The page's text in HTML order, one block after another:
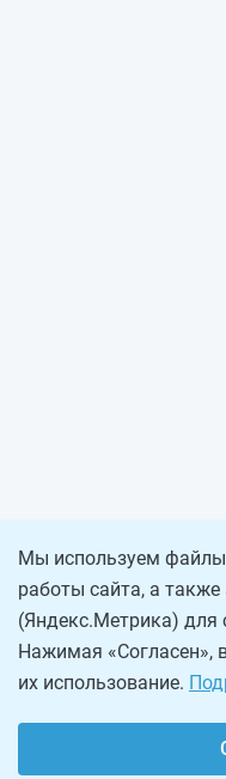
Мы используем
работы сайта, а также
(Яндекс.Метрика) для
Нажимая «Согласен»,
их использование.